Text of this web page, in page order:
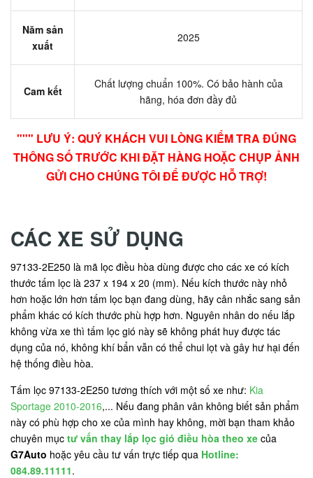
Năm sản
xuất
2025
Cam kết
Chất lượng chuẩn 100%. Có bảo hành của
hãng, hóa đơn đầy đủ
""" LƯU Ý: QUÝ KHÁCH VUI LÒNG KIỂM TRA ĐÚNG
THÔNG SỐ TRƯỚC KHI ĐẶT HÀNG HOẶC CHỤP ẢNH
GỬI CHO CHÚNG TÔI ĐỂ ĐƯỢC HỖ TRỢ!
CÁC XE SỬ DỤNG
97133-2E250 là mã lọc điều hòa dùng được cho các xe có kích
thước tấm lọc là 237 x 194 x 20 (mm). Nếu kích thước này nhỏ
hơn hoặc lớn hơn tấm lọc bạn đang dùng, hãy cân nhắc sang sản
phẩm khác có kích thước phù hợp hơn. Nguyên nhân do nếu lắp
không vừa xe thì tấm lọc gió này sẽ không phát huy được tác
dụng của nó, không khí bẩn vẫn có thể chui lọt và gây hư hại đến
hệ thống điều hòa.
Tấm lọc 97133-2E250 tương thích với một số xe như: Kia
Sportage 2010-2016,... Nếu đang phân vân không biết sản phẩm
này có phù hợp cho xe của mình hay không, mời bạn tham khảo
chuyên mục tư vấn thay lắp lọc gió điều hòa theo xe của
G7Auto hoặc yêu cầu tư vấn trực tiếp qua Hotline:
084.89.11111.